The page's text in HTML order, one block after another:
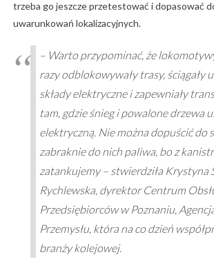
trzeba go jeszcze przetestować i dopasować
uwarunkowań lokalizacyjnych.
– Warto przypominać, że
razy odblokowywały trasy, ściągały
składy elektryczne i zapewniały
tam, gdzie śnieg i powalone drzewa
elektryczną. Nie można dopuścić do
zabraknie do nich paliwa, bo z
zatankujemy – stwierdziła Krystyna
Rychlewska, dyrektor Centrum
Przedsiębiorców w Poznaniu,
Przemysłu, która na co dzień
branży kolejowej.